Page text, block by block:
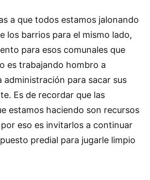
a que todos estamos jalonando
los barrios para el mismo lado,
para esos comunales que
es trabajando hombro a
administración para sacar sus
Es de recordar que las
estamos haciendo son recursos
eso es invitarlos a continuar
predial para jugarle limpio